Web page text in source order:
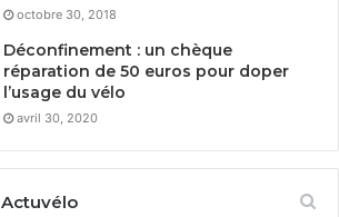
octobre 30, 2018
Déconfinement : un chèque
réparation de 50 euros pour doper
l’usage du vélo
avril 30, 2020